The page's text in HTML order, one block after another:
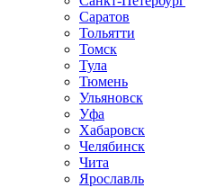
Саратов
Тольятти
Томск
Тула
Тюмень
Ульяновск
Уфа
Хабаровск
Челябинск
Чита
Ярославль